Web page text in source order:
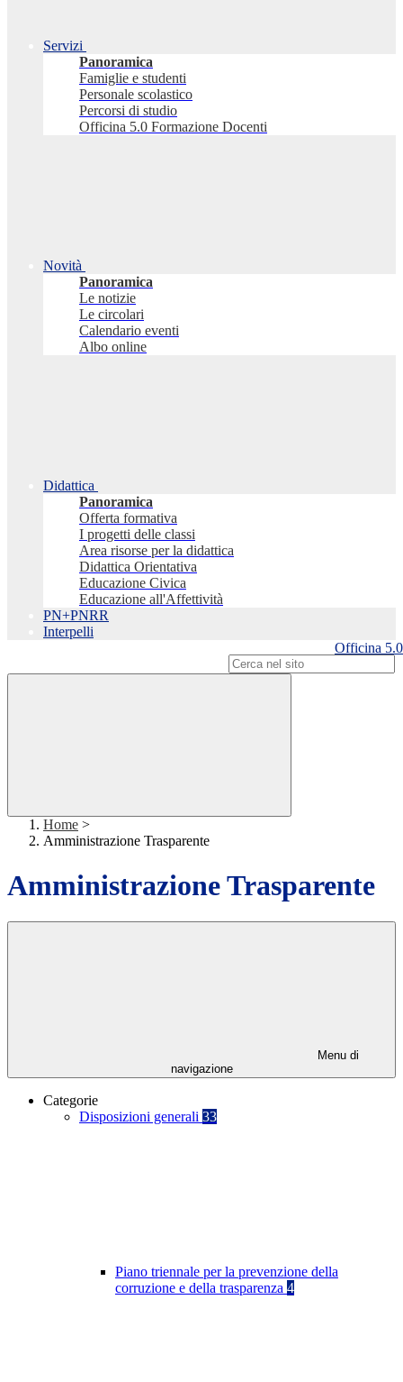
Servizi
Panoramica
Famiglie e studenti
Personale scolastico
Percorsi di studio
Officina 5.0 Formazione Docenti
Novità
Panoramica
Le notizie
Le circolari
Calendario eventi
Albo online
Didattica
Panoramica
Offerta formativa
I progetti delle classi
Area risorse per la didattica
Didattica Orientativa
Educazione Civica
Educazione all'Affettività
PN+PNRR
Interpelli
Officina 5.0
Home >
Amministrazione Trasparente
Amministrazione Trasparente
Menu di
navigazione
Categorie
Disposizioni generali 33
Piano triennale per la prevenzione della
corruzione e della trasparenza 4